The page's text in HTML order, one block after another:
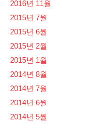
2016년 11월
2015년 7월
2015년 6월
2015년 2월
2015년 1월
2014년 8월
2014년 7월
2014년 6월
2014년 5월